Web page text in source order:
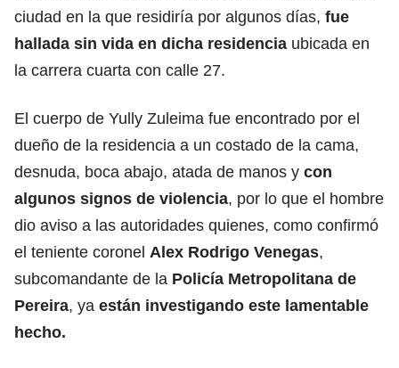
ciudad en la que residiría por algunos días, fue
hallada sin vida en dicha residencia ubicada en
la carrera cuarta con calle 27.
El cuerpo de Yully Zuleima fue encontrado por el
dueño de la residencia a un costado de la cama,
desnuda, boca abajo, atada de manos y con
algunos signos de violencia, por lo que el hombre
dio aviso a las autoridades quienes, como confirmó
el teniente coronel Alex Rodrigo Venegas,
subcomandante de la Policía Metropolitana de
Pereira, ya están investigando este lamentable
hecho.